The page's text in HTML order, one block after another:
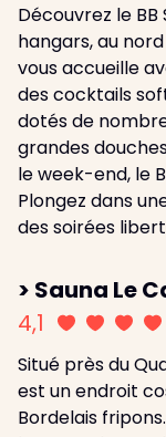
Découvrez le
hangars, au
vous accueille
des cocktails
dotés de
grandes
le week-end, le
Plongez dans
des soirées
> Sauna Le
4,1
Situé près du
est un endroit
Bordelais